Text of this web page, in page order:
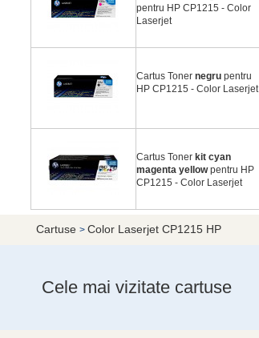
pentru HP CP1215 - Color
Laserjet
Cartus Toner negru pentru
HP CP1215 - Color Laserjet
Cartus Toner kit cyan
magenta yellowpentru HP
CP1215 - Color Laserjet
Cartuse > Color Laserjet CP1215 HP
Cele mai vizitate cartuse